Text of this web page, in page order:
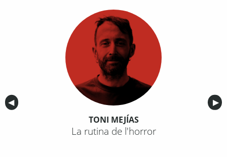
Anterior
◀︎ ▶︎
TONI MEJÍAS
La rutina de l'horror